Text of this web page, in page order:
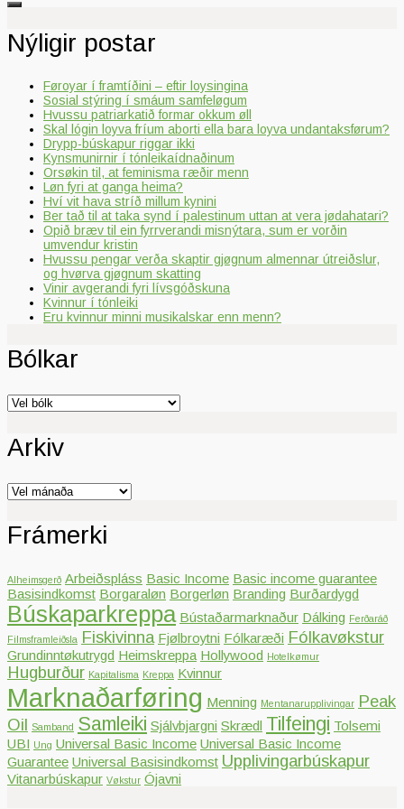
Nýligir postar
Føroyar í framtíðini – eftir loysingina
Sosial stýring í smáum samfeløgum
Hvussu patriarkatið formar okkum øll
Skal lógin loyva fríum aborti ella bara loyva undantaksførum?
Drypp-búskapur riggar ikki
Kynsmunirnir í tónleikaídnaðinum
Orsøkin til, at feminisma ræðir menn
Løn fyri at ganga heima?
Hví vit hava stríð millum kynini
Ber tað til at taka synd í palestinum uttan at vera jødahatari?
Opið bræv til ein fyrrverandi misnýtara, sum er vorðin
umvendur kristin
Hvussu pengar verða skaptir gjøgnum almennar útreiðslur,
og hvørva gjøgnum skatting
Vinir avgerandi fyri lívsgóðskuna
Kvinnur í tónleiki
Eru kvinnur minni musikalskar enn menn?
Bólkar
Bólkar
Arkiv
Arkiv
Frámerki
Alheimsgerð Arbeiðspláss Basic Income Basic income guarantee
Basisindkomst Borgaraløn Borgerløn Branding Burðardygd
Búskaparkreppa Bústaðarmarknaður Dálking Ferðaráð
Filmsframleiðsla Fiskivinna Fjølbroytni Fólkaræði Fólkavøkstur
Grundinntøkutrygd Heimskreppa Hollywood Hotelkømur
Hugburður Kapitalisma Kreppa Kvinnur
Marknaðarføring Menning Mentanarupplivingar Peak
Oil Samband Samleiki Sjálvbjargni Skrædl Tilfeingi Tolsemi
UBI Ung Universal Basic Income Universal Basic Income
Guarantee Universal Basisindkomst Upplivingarbúskapur
Vitanarbúskapur Vøkstur Ójavni